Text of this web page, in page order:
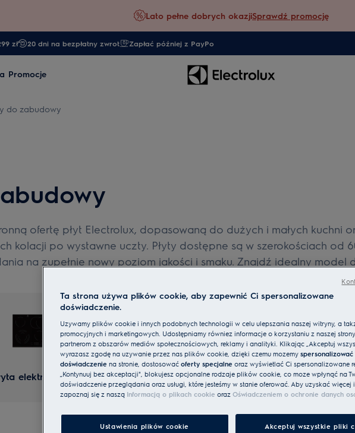
Lato pełne dobrych okazjiSprawdź promocję
zł 20 dni na bezpłatny zwrot Zapłać później z PayPo
Promocje
do zabudowy
ofertę płyt Electrolux, dopasowaną do dużych i małych kuchni
kolacji po wystawne uczty. Płyty dostępne są w szerokościach od
na zupełnie nowy poziom jakości i smaku. Znajdź idealny model
elektryczna Płyta gazowa Płyta gazowo-indukcyjna Płyta
Ta strona używa plików cookie, aby zapewnić Ci spersonalizowane
doświadczenie.
Używamy plików cookie i innych podobnych technologii w celu ulepszania naszej witryny, a
promocyjnych i marketingowych. Udostępniamy również informacje o korzystaniu z naszej
partnerom z obszarów mediów społecznościowych, reklamy i analityki. Klikając „Akceptuj
wyrażasz zgodę na używanie przez nas plików cookie, dzięki czemu możemy spersonalizować
doświadczenie na stronie, dostosować oferty specjalne oraz wyświetlać Ci spersonalizowane
„Kontynuuj bez akceptacji", blokujesz opcjonalne rodzaje plików cookie, co może wpłynąć na
doświadczenie przeglądania oraz usługi, które jesteśmy w stanie oferować. Aby uzyskać więcej
zapoznaj się z naszą Informacją o plikach cookie oraz Oświadczeniem o ochronie danych
Ustawienia plików cookie Akceptuj wszystkie pliki